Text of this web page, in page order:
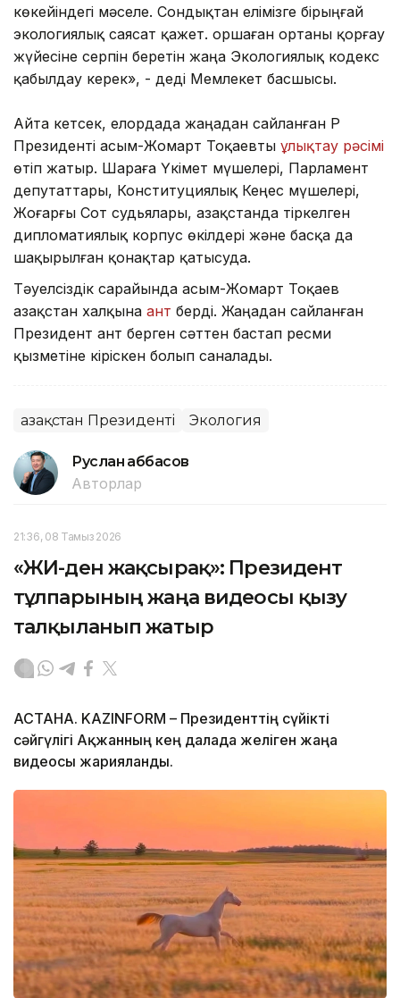
көкейіндегі мәселе. Сондықтан елімізге бірыңғай
экологиялық саясат қажет. Қоршаған ортаны қорғау
жүйесіне серпін беретін жаңа Экологиялық кодекс
қабылдау керек», - деді Мемлекет басшысы.
Айта кетсек, елордада жаңадан сайланған ҚР
Президенті Қасым-Жомарт Тоқаевты ұлықтау рәсімі
өтіп жатыр. Шараға Үкімет мүшелері, Парламент
депутаттары, Конституциялық Кеңес мүшелерi,
Жоғарғы Сот судьялары, Қазақстанда тіркелген
дипломатиялық корпус өкілдері және басқа да
шақырылған қонақтар қатысуда.
Тәуелсіздік сарайында Қасым-Жомарт Тоқаев
Қазақстан халқына ант берді. Жаңадан сайланған
Президент ант берген сәттен бастап ресми
қызметiне кiрiскен болып саналады.
Қазақстан Президенті Экология
Руслан Ғаббасов
Авторлар
21:36, 08 Тамыз 2026
«ЖИ-ден жақсырақ»: Президент
тұлпарының жаңа видеосы қызу
талқыланып жатыр
АСТАНА. KAZINFORM – Президенттің сүйікті
сәйгүлігі Ақжанның кең далада желіген жаңа
видеосы жарияланды.